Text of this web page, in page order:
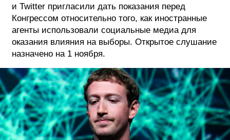
и Twitter пригласили дать показания перед
Конгрессом относительно того, как иностранные
агенты использовали социальные медиа для
оказания влияния на выборы. Открытое слушание
назначено на 1 ноября.